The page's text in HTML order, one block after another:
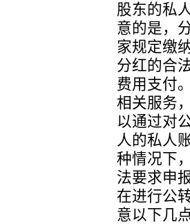
股东的私
意的是，
家规定缴
分红的合
费用支付
相关服务
以通过对
人的私人
种情况下
法要求申
在进行公
意以下几